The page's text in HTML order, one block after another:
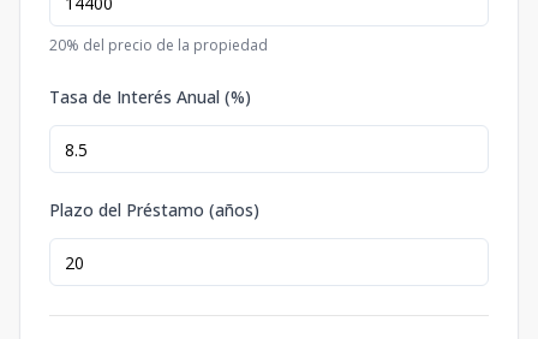
20% del precio de la propiedad
Tasa de Interés Anual (%)
Plazo del Préstamo (años)